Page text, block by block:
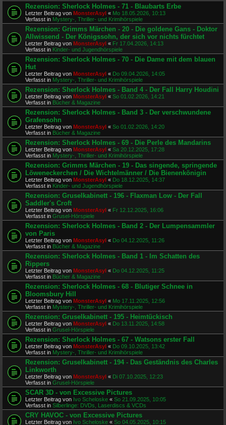
Rezension: Sherlock Holmes - 71 - Blaubarts Erbe
Letzter Beitrag von MonsterAsyl « Mo 18.05.2026, 10:13
Verfasst in Mystery-, Thriller- und Krimihörspiele
Rezension: Grimms Märchen - 20 - Die goldene Gans - Doktor
Allwissend - Der Königssohn, der sich vor nichts fürchtet
Letzter Beitrag von MonsterAsyl « Fr 17.04.2026, 14:13
Verfasst in Kinder- und Jugendhörspiele
Rezension: Sherlock Holmes - 70 - Die Dame mit dem blauen
Hut
Letzter Beitrag von MonsterAsyl « Do 09.04.2026, 14:05
Verfasst in Mystery-, Thriller- und Krimihörspiele
Rezension: Sherlock Holmes - Band 4 - Der Fall Harry Houdini
Letzter Beitrag von MonsterAsyl « So 01.02.2026, 14:21
Verfasst in Bücher & Magazine
Rezension: Sherlock Holmes - Band 3 - Der verschwundene
Grafensohn
Letzter Beitrag von MonsterAsyl « So 01.02.2026, 14:20
Verfasst in Bücher & Magazine
Rezension: Sherlock Holmes - 69 - Die Perle des Mandarins
Letzter Beitrag von MonsterAsyl « Sa 20.12.2025, 17:28
Verfasst in Mystery-, Thriller- und Krimihörspiele
Rezension: Grimms Märchen - 19 - Das singende, springende
Löweneckerchen / Die Wichtelmänner / Die Bienenkönigin
Letzter Beitrag von MonsterAsyl « Do 18.12.2025, 14:37
Verfasst in Kinder- und Jugendhörspiele
Rezension: Gruselkabinett - 196 - Flaxman Low - Der Fall
Saddler's Croft
Letzter Beitrag von MonsterAsyl « Fr 12.12.2025, 16:06
Verfasst in Grusel-Hörspiele
Rezension: Sherlock Holmes - Band 2 - Der Lumpensammler
von Paris
Letzter Beitrag von MonsterAsyl « Do 04.12.2025, 11:26
Verfasst in Bücher & Magazine
Rezension: Sherlock Holmes - Band 1 - Im Schatten des
Rippers
Letzter Beitrag von MonsterAsyl « Do 04.12.2025, 11:25
Verfasst in Bücher & Magazine
Rezension: Sherlock Holmes - 68 - Blutiger Schnee in
Bloomsbury Hill
Letzter Beitrag von MonsterAsyl « Mo 17.11.2025, 12:56
Verfasst in Mystery-, Thriller- und Krimihörspiele
Rezension: Gruselkabinett - 195 - Heimtückisch
Letzter Beitrag von MonsterAsyl « Do 13.11.2025, 14:58
Verfasst in Grusel-Hörspiele
Rezension: Sherlock Holmes - 67 - Watsons erster Fall
Letzter Beitrag von MonsterAsyl « Do 09.10.2025, 13:42
Verfasst in Mystery-, Thriller- und Krimihörspiele
Rezension: Gruselkabinett - 194 - Das Geständnis des Charles
Linkworth
Letzter Beitrag von MonsterAsyl « Di 07.10.2025, 12:23
Verfasst in Grusel-Hörspiele
SCAR 3D - von Excessive Pictures
Letzter Beitrag von Ivo Scheloske « So 21.09.2025, 10:05
Verfasst in Silberlinge: DVDs, Laserdiscs & VCDs
CRY HAVOC - von Excessive Pictures
Letzter Beitrag von Ivo Scheloske « So 04.05.2025, 10:15